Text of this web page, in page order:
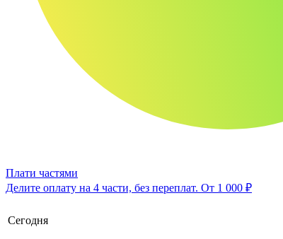
Плати частями
Делите оплату на 4 части, без переплат. От 1 000 ₽
Сегодня